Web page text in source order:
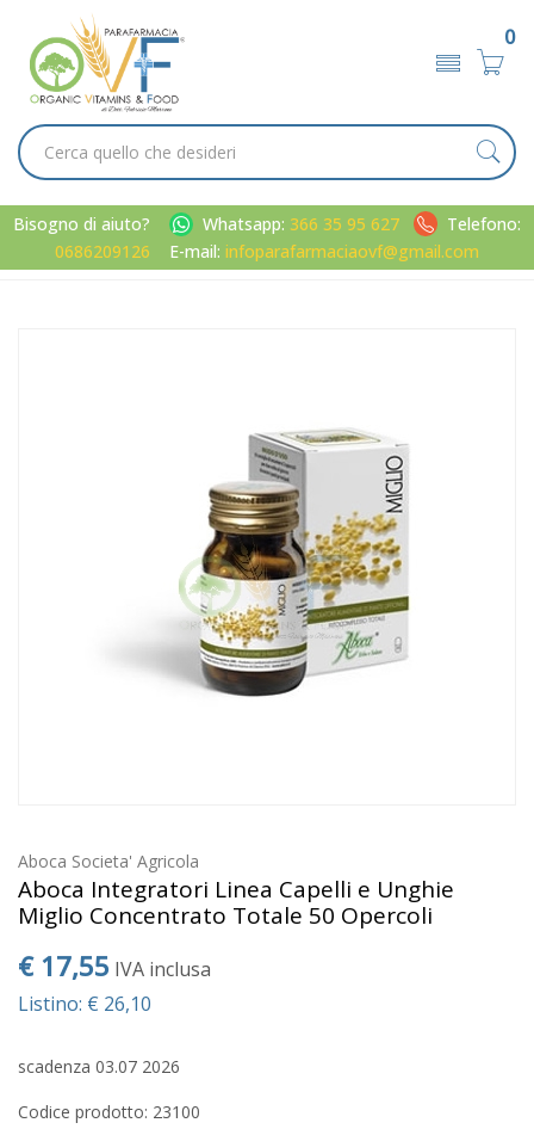
0
Bisogno di aiuto? Whatsapp: 366 35 95 627
Telefono:
0686209126
E-mail: infoparafarmaciaovf@gmail.com
Aboca Societa' Agricola
Aboca Integratori Linea Capelli e Unghie
Miglio Concentrato Totale 50 Opercoli
€ 17,55 IVA inclusa
Listino: € 26,10
scadenza 03.07 2026
Codice prodotto: 23100